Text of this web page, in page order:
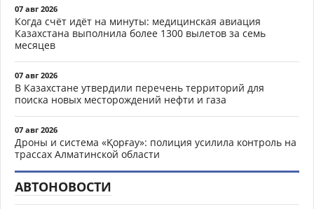
07 авг 2026
Когда счёт идёт на минуты: медицинская авиация
Казахстана выполнила более 1300 вылетов за семь
месяцев
07 авг 2026
В Казахстане утвердили перечень территорий для
поиска новых месторождений нефти и газа
07 авг 2026
Дроны и система «Қорғау»: полиция усилила контроль на
трассах Алматинской области
АВТОНОВОСТИ